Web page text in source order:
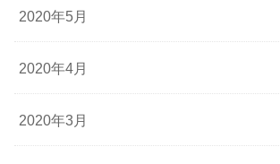
2020年5月
2020年4月
2020年3月